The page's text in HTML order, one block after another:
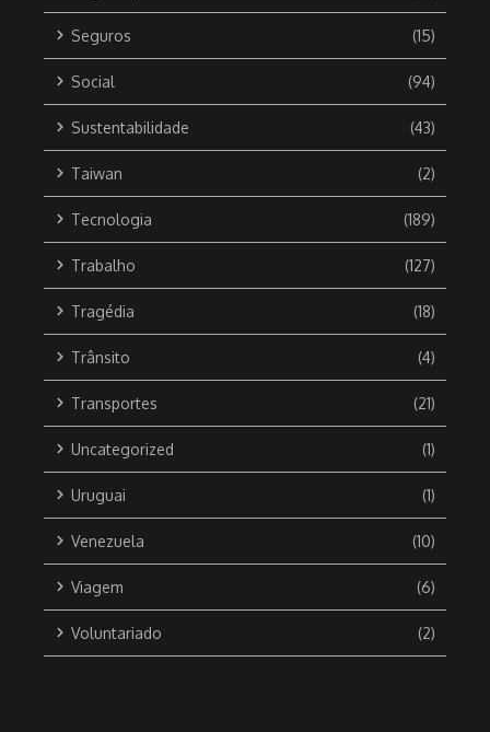
Seguros (15)
Social (94)
Sustentabilidade (43)
Taiwan (2)
Tecnologia (189)
Trabalho (127)
Tragédia (18)
Trânsito (4)
Transportes (21)
Uncategorized (1)
Uruguai (1)
Venezuela (10)
Viagem (6)
Voluntariado (2)